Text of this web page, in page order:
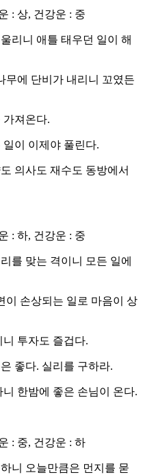
: 상, 건강운 : 중
리니 애틀 태우던 일이 해
무에 단비가 내리니 꼬였든
가져온다.
이 이제야 풀린다.
의사도 재수도 동방에서
: 하, 건강운 : 중
를 맞는 격이니 모든 일에
이 손상되는 일로 마음이 상
니 투자도 즐겁다.
좋다. 실리를 구하라.
한밤에 좋은 손님이 온다.
: 중, 건강운 : 하
니 오늘만큼은 먼지를 묻